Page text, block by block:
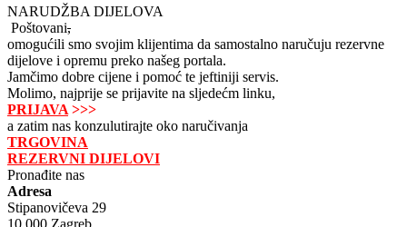
NARUDŽBA DIJELOVA
Poštovani,
omogućili smo svojim klijentima da samostalno naručuju rezervne
dijelove i opremu preko našeg portala.
Jamčimo dobre cijene i pomoć te jeftiniji servis.
Molimo, najprije se prijavite na sljedećm linku,
PRIJAVA >>>
a zatim nas konzulutirajte oko naručivanja
TRGOVINA
REZERVNI DIJELOVI
Pronađite nas
Adresa
Stipanovičeva 29
10 000 Zagreb